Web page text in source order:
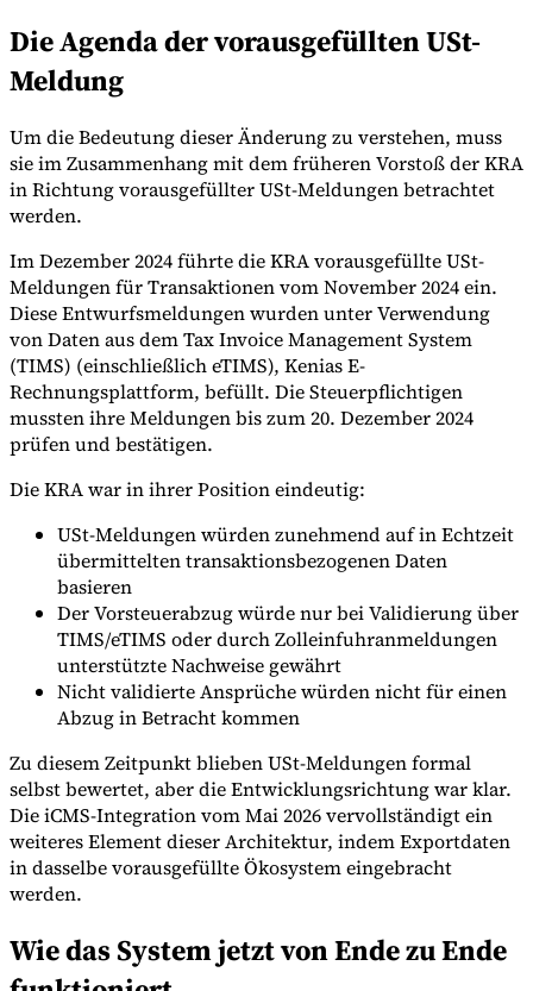
Die Agenda der vorausgefüllten USt-
Meldung
Um die Bedeutung dieser Änderung zu verstehen, muss
sie im Zusammenhang mit dem früheren Vorstoß der KRA
in Richtung vorausgefüllter USt-Meldungen betrachtet
werden.
Im Dezember 2024 führte die KRA vorausgefüllte USt-
Meldungen für Transaktionen vom November 2024 ein.
Diese Entwurfsmeldungen wurden unter Verwendung
von Daten aus dem Tax Invoice Management System
(TIMS) (einschließlich eTIMS), Kenias E-
Rechnungsplattform, befüllt. Die Steuerpflichtigen
mussten ihre Meldungen bis zum 20. Dezember 2024
prüfen und bestätigen.
Die KRA war in ihrer Position eindeutig:
USt-Meldungen würden zunehmend auf in Echtzeit
übermittelten transaktionsbezogenen Daten
basieren
Der Vorsteuerabzug würde nur bei Validierung über
TIMS/eTIMS oder durch Zolleinfuhranmeldungen
unterstützte Nachweise gewährt
Nicht validierte Ansprüche würden nicht für einen
Abzug in Betracht kommen
Zu diesem Zeitpunkt blieben USt-Meldungen formal
selbst bewertet, aber die Entwicklungsrichtung war klar.
Die iCMS-Integration vom Mai 2026 vervollständigt ein
weiteres Element dieser Architektur, indem Exportdaten
in dasselbe vorausgefüllte Ökosystem eingebracht
werden.
Wie das System jetzt von Ende zu Ende